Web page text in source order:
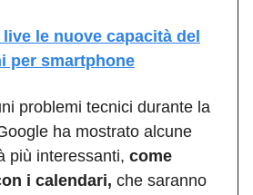
le nuove capacità del
per smartphone
problemi tecnici durante la
ha mostrato alcune
più interessanti, come
i calendari, che saranno